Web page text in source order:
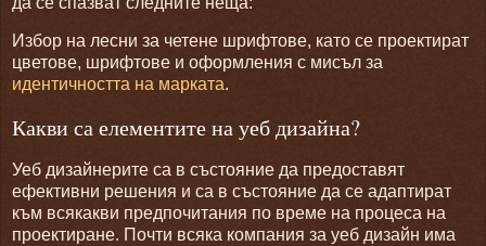
Избор на лесни за четене шрифтове, като се проектират
цветове, шрифтове и оформления с мисъл за
идентичността на марката.
Какви са елементите на уеб дизайна?
Уеб дизайнерите са в състояние да предоставят
ефективни решения и са в състояние да се адаптират
към всякакви предпочитания по време на процеса на
проектиране. Почти всяка компания за уеб дизайн има